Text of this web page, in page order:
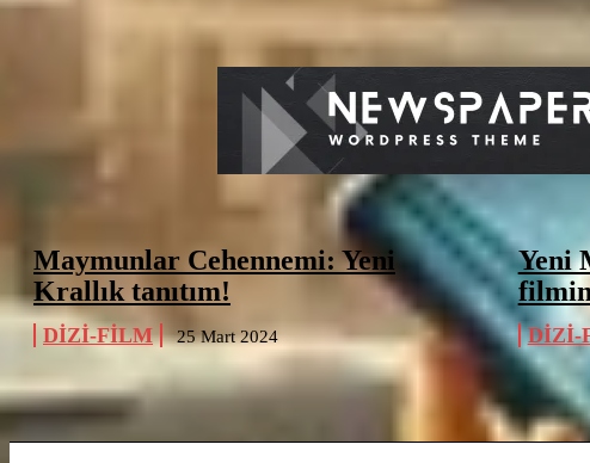
Maymunlar Cehennemi: Yeni
Krallık tanıtım!
DIZI-FILM 25 Mart 2024
Yeni
DIZI-